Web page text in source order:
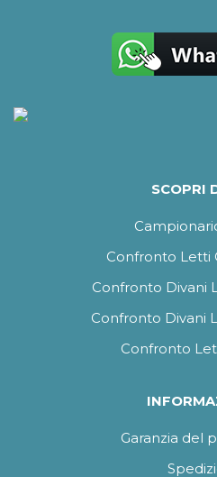
SCOPRI
Confronto Letti
Confronto Divani
Confronto Divani
Confronto
Garanzia del